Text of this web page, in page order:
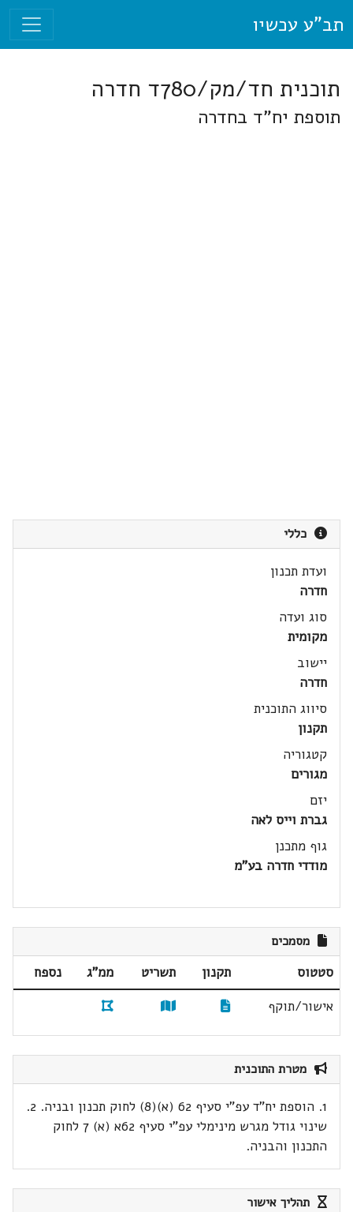
תב"ע עכשיו
תוכנית חד/מק/780ד חדרה
תוספת יח"ד בחדרה
כללי
ועדת תכנון
חדרה
סוג ועדה
מקומית
יישוב
חדרה
סיווג התוכנית
תקנון
קטגוריה
מגורים
יזם
גברת וייס לאה
גוף מתכנן
מודדי חדרה בע"מ
מסמכים
סטטוס תקנון תשריט ממ"ג
נספח
אישור/תוקף
מטרת התוכנית
1. הוספת יח"ד עפ"י סעיף 62 (א)(8) לחוק תכנון ובניה. 2.
שינוי גודל מגרש מינימלי עפ"י סעיף 62א (א) 7 לחוק
התכנון והבניה.
תהליך אישור